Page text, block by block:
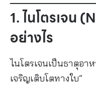
แนะนำเพิ่มเติม
ติดต่อเรา | ปรึ
1. ไนโตรเจน
อย่างไร
ไนโตรเจนเป็นธาตุอา
เจริญเติบโตทางใบ”